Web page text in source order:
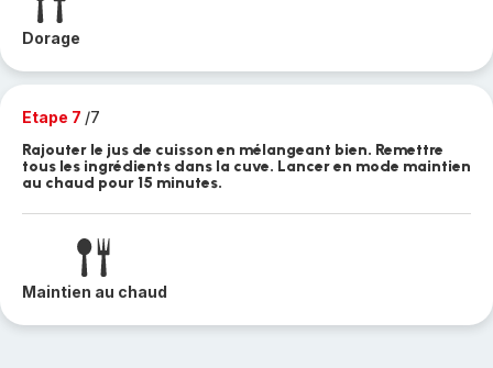
Dorage
Etape 7 /7
Rajouter le jus de cuisson en mélangeant bien. Remettre
tous les ingrédients dans la cuve. Lancer en mode maintien
au chaud pour 15 minutes.
Maintien au chaud